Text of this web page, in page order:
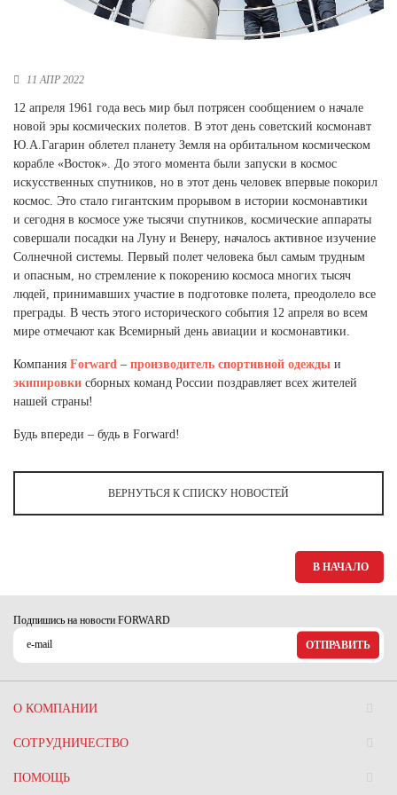
Новосибирская область (3)
Республика Башкортостан (3)
Республика Татарстан (2)
Ростовская область (2)
Самарская область (1)
Санкт-Петербург и ЛО (3)
Саратовская область (1)
Свердловская область (5)
Северная Осетия (2)
Смоленская область (1)
Ставропольский край (5)
Томская область (1)
Тульская область (1)
Хакасия (1)
Ханты-Мансийский автономный округ (3)
Челябинская область (2)
11 АПР 2022
12 апреля 1961 года весь мир был потрясен сообщением о начале
новой эры космических полетов. В этот день советский космонавт
Ю.А.Гагарин облетел планету Земля на орбитальном космическом
корабле «Восток». До этого момента были запуски в космос
искусственных спутников, но в этот день человек впервые покорил
космос. Это стало гигантским прорывом в истории космонавтики
и сегодня в космосе уже тысячи спутников, космические аппараты
совершали посадки на Луну и Венеру, началось активное изучение
Солнечной системы. Первый полет человека был самым трудным
и опасным, но стремление к покорению космоса многих тысяч
людей, принимавших участие в подготовке полета, преодолело все
преграды. В честь этого исторического события 12 апреля во всем
мире отмечают как Всемирный день авиации и космонавтики.
Компания Forward – производитель спортивной одежды и
экипировки сборных команд России поздравляет всех жителей
нашей страны!
Будь впереди – будь в Forward!
ВЕРНУТЬСЯ К СПИСКУ НОВОСТЕЙ
В НАЧАЛО
Подпишись на новости FORWARD
ОТПРАВИТЬ
О КОМПАНИИ
СОТРУДНИЧЕСТВО
ПОМОЩЬ